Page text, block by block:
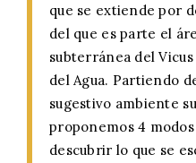
que se extiende por
del que es parte el
subterránea del
del Agua. Partiendo
sugestivo ambiente
proponemos 4
descubrir lo que se